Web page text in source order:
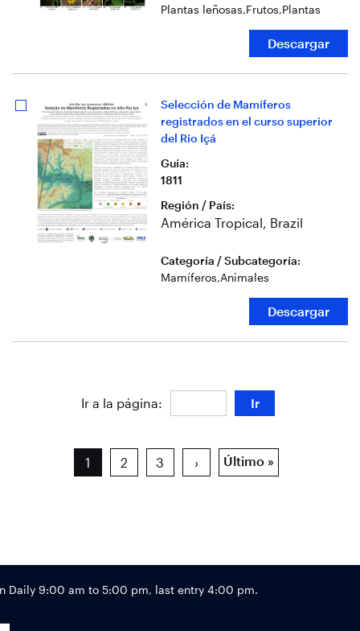
Plantas leñosas,Frutos,Plantas
Descargar
Selección de Mamíferos
registrados en el curso superior
del Río Içá
Guía:
1811
Región / País:
América Tropical, Brazil
Categoría / Subcategoría:
Mamíferos,Animales
Descargar
Ir a la página: Ir
1 2 3 › Último »
Footer
Daily 9:00 am to 5:00 pm, last entry 4:00 pm.